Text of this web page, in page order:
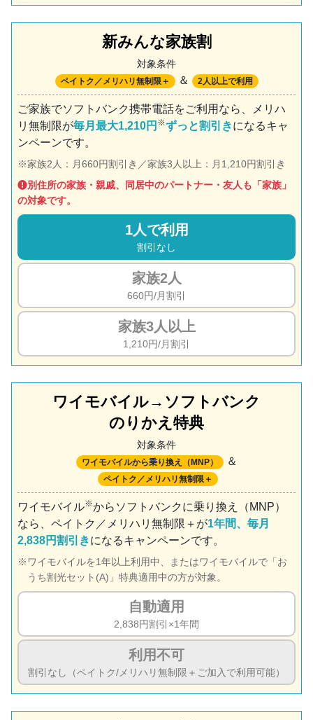
新みんな家族割
対象条件
ペイトク／メリハリ無制限＋ ＆ 2人以上で利用
ご家族でソフトバンク携帯電話をご利用なら、メリハ
リ無制限が毎月最大1,210円 ※ずっと割引きになるキャ
ンペーンです。
家族2人：月660円割引き／家族3人以上：月1,210円割引き
別住所の家族・親戚、同居中のパートナー・友人も「家族」
の対象です。
1人で利用
割引なし
家族2人
660円/月割引
家族3人以上
1,210円/月割引
ワイモバイル→ソフトバンク
のりかえ特典
対象条件
ワイモバイルから乗り換え（MNP） ＆
ペイトク／メリハリ無制限＋
ワイモバイル※からソフトバンクに乗り換え（MNP）
なら、ペイトク／メリハリ無制限＋が1年間、毎月
2,838円割引きになるキャンペーンです。
ワイモバイルを1年以上利用中、またはワイモバイルで「お
うち割光セット(A)」特典適用中の方が対象。
自動適用
2,838円割引×1年間
利用不可
割引なし（ペイトク/メリハリ無制限＋ご加入で利用可能）